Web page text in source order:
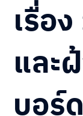
เรื่อง
และ
บอร์